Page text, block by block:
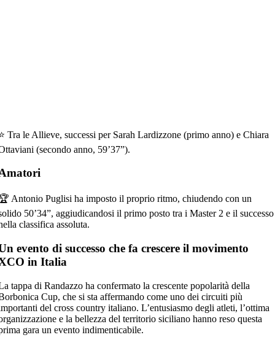
Tra le Allieve, successi per Sarah Lardizzone (primo anno) eChiara
(secondo anno, 59’37”).
Antonio Puglisi ha imposto il proprio ritmo, chiudendo con un
50’34”, aggiudicandosi il primo posto tra iMaster 2 e il successo
classifica assoluta.
evento di successo che fa crescere il movimento
in Italia
tappa diRandazzo ha confermato la crescente popolarità della
Cup, che si sta affermando come uno dei circuiti più
delcross country italiano. L’entusiasmo degli atleti, l’ottima
e la bellezza del territorio siciliano hanno reso questa
gara un evento indimenticabile.